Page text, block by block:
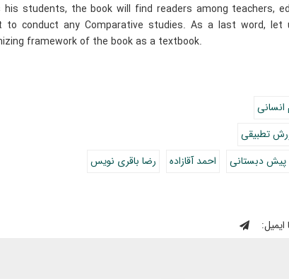
students, the book will find readers among teachers,
to conduct any Comparative studies. As a last word,
framework of the book as a textbook.
تطبیقی
پیش دبستانی
احمد آقازاده رضا باقری نویس
ایمیل: